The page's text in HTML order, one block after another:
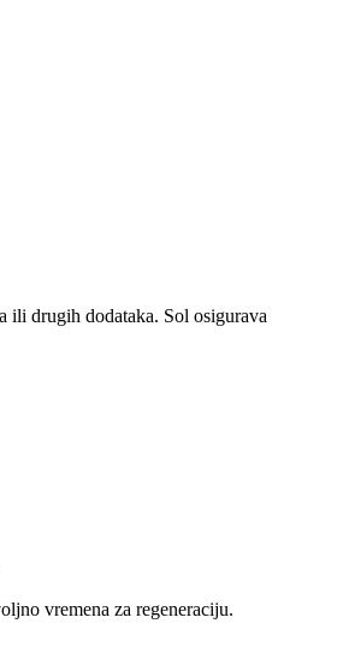
ili drugih dodataka. Sol osigurava
vremena za regeneraciju.